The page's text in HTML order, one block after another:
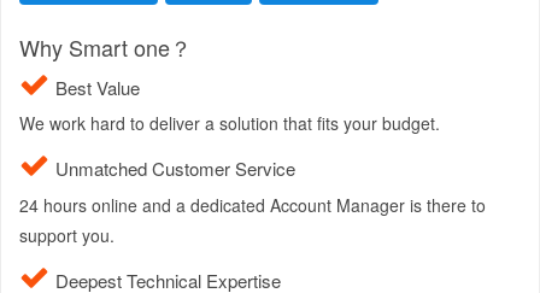
Why Smart one？
Best Value
We work hard to deliver a solution that fits your budget.
Unmatched Customer Service
24 hours online and a dedicated Account Manager is there to
support you.
Deepest Technical Expertise